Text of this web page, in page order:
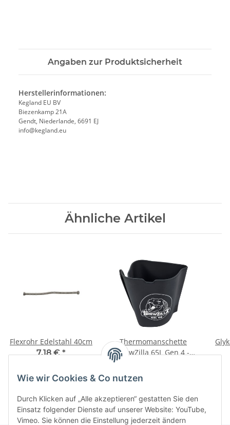
Wie wir Cookies & Co nutzen
Durch Klicken auf „Alle akzeptieren“ gestatten Sie den
Einsatz folgender Dienste auf unserer Website: YouTube,
Vimeo. Sie können die Einstellung jederzeit ändern
Angaben zur Produktsicherheit
Herstellerinformationen:
Kegland EU BV
Biezenkamp 21A
Gendt, Niederlande, 6691 EJ
info@kegland.eu
Ähnliche Artikel
Flexrohr Edelstahl 40cm
7,18 €*
Thermomanschette
BrewZilla 65L Gen 4 -